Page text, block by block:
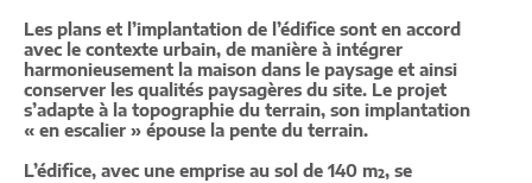
Les plans et l’implantation de l’édifice sont en accord
avec le contexte urbain, de manière à intégrer
harmonieusement la maison dans le paysage et ainsi
conserver les qualités paysagères du site. Le projet
s’adapte à la topographie du terrain, son implantation
« en escalier » épouse la pente du terrain.
L’édifice, avec une emprise au sol de 140 m², se